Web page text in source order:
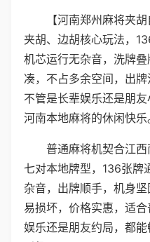
【河南郑州麻将夹
夹胡、边胡核心玩法，
机芯运行无杂音，洗牌
凑，不占多余空间，出牌
不管是长辈娱乐还是朋
河南本地麻将的休闲快乐
普通麻将机契合江西
七对本地牌型，136张牌
杂音，出牌顺手，机身
易损坏，价格实惠，适
娱乐还是朋友约局，都